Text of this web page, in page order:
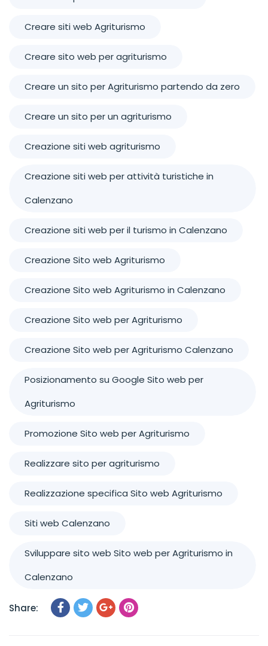
Creare siti web Agriturismo
Creare sito web per agriturismo
Creare un sito per Agriturismo partendo da zero
Creare un sito per un agriturismo
Creazione siti web agriturismo
Creazione siti web per attività turistiche in
Calenzano
Creazione siti web per il turismo in Calenzano
Creazione Sito web Agriturismo
Creazione Sito web Agriturismo in Calenzano
Creazione Sito web per Agriturismo
Creazione Sito web per Agriturismo Calenzano
Posizionamento su Google Sito web per
Agriturismo
Promozione Sito web per Agriturismo
Realizzare sito per agriturismo
Realizzazione specifica Sito web Agriturismo
Siti web Calenzano
Sviluppare sito web Sito web per Agriturismo in
Calenzano
Share: